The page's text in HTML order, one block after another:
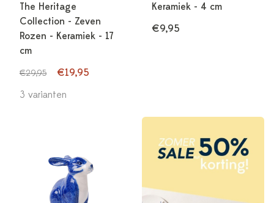
The Heritage
Collection - Zeven
Rozen - Keramiek - 17
cm
€29,95
€19,95
3 varianten
Keramiek - 4 cm
€9,95